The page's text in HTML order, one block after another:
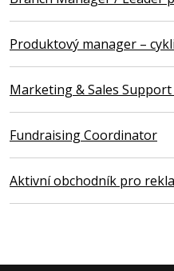
Produktový manager –
Marketing & Sales
Fundraising Coordinator
Aktivní obchodník pro